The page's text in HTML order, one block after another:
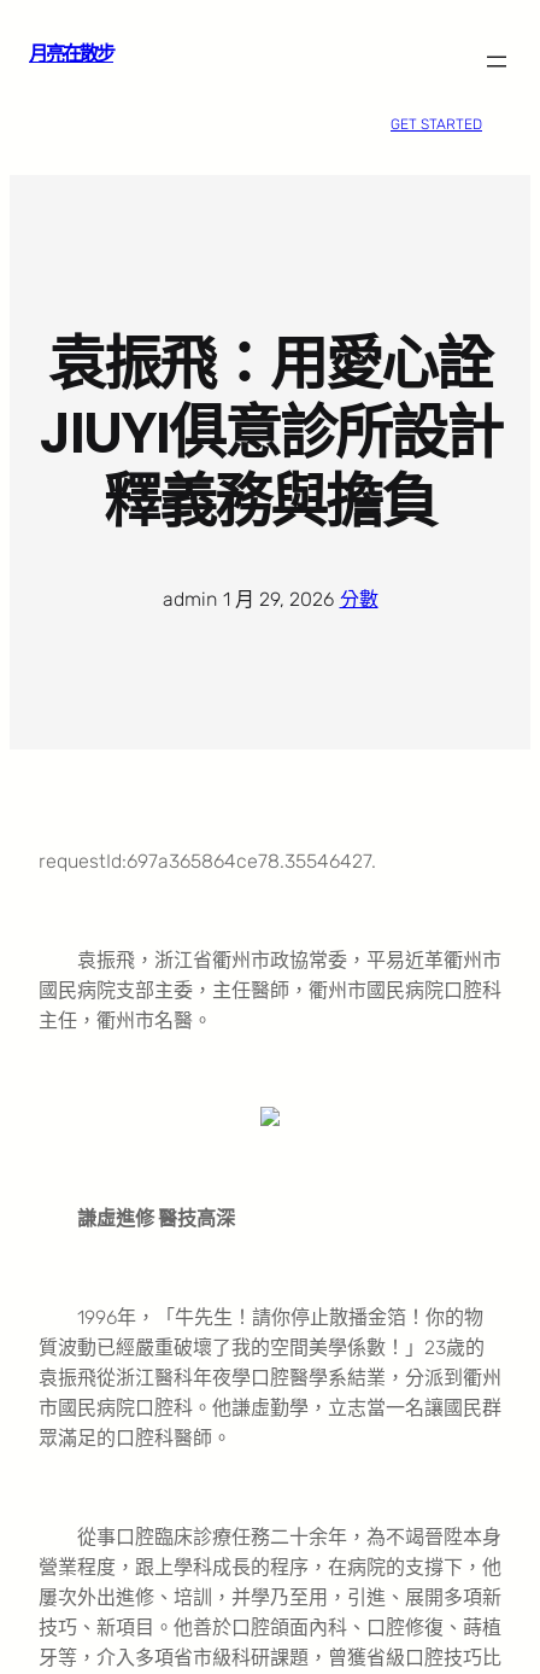
月亮在散步
GET STARTED
袁振飛：用愛心詮
JIUYI俱意診所設計
釋義務與擔負
admin· 1 月 29, 2026· 分數
requestId:697a365864ce78.35546427.
袁振飛，浙江省衢州市政協常委，平易近革衢州市
國民病院支部主委，主任醫師，衢州市國民病院口腔科
主任，衢州市名醫。
謙虛進修 醫技高深
1996年，「牛先生！請你停止散播金箔！你的物
質波動已經嚴重破壞了我的空間美學係數！」23歲的
袁振飛從浙江醫科年夜學口腔醫學系結業，分派到衢州
市國民病院口腔科。他謙虛勤學，立志當一名讓國民群
眾滿足的口腔科醫師。
從事口腔臨床診療任務二十余年，為不竭晉陞本身
營業程度，跟上學科成長的程序，在病院的支撐下，他
屢次外出進修、培訓，并學乃至用，引進、展開多項新
技巧、新項目。他善於口腔頜面內科、口腔修復、蒔植
牙等，介入多項省市級科研課題，曾獲省級口腔技巧比